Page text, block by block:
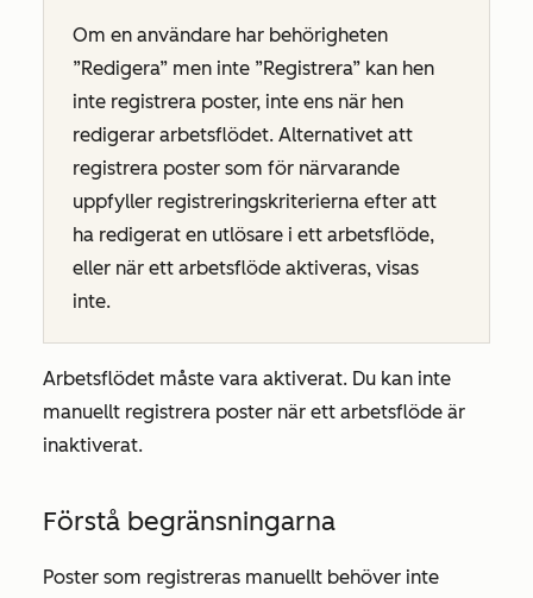
Om en användare har behörigheten
”Redigera” men inte ”Registrera” kan hen
inte registrera poster, inte ens när hen
redigerar arbetsflödet. Alternativet att
registrera poster som för närvarande
uppfyller registreringskriterierna efter att
ha redigerat en utlösare i ett arbetsflöde,
eller när ett arbetsflöde aktiveras, visas
inte.
Arbetsflödet måste vara aktiverat. Du kan inte
manuellt registrera poster när ett arbetsflöde är
inaktiverat.
Förstå begränsningarna
Poster som registreras manuellt behöver inte